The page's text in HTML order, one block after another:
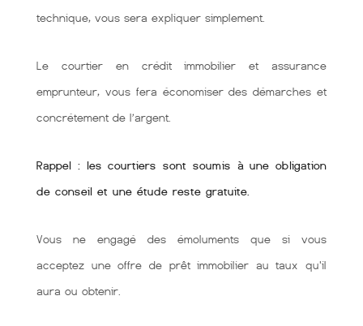
technique, vous sera expliquer simplement.
Le courtier en crédit immobilier et assurance
emprunteur, vous fera économiser des démarches et
concrétement de l’argent.
Rappel : les courtiers sont soumis à une obligation
de conseil et une étude reste gratuite.
Vous ne engagé des émoluments que si vous
acceptez une offre de prêt immobilier au taux qu'il
aura ou obtenir.